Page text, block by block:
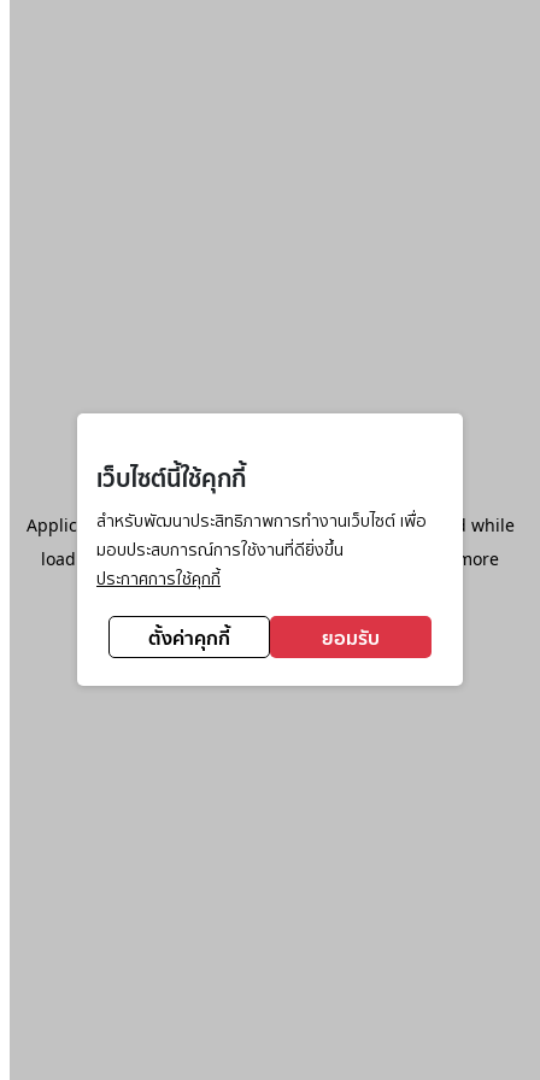
เว็บไซต์นี้ใช้คุกกี้
สำหรับพัฒนาประสิทธิภาพการทำงานเว็บไซต์ เพื่อ
มอบประสบการณ์การใช้งานที่ดียิ่งขึ้น
ประกาศการใช้คุกกี้
ตั้งค่าคุกกี้ ยอมรับ
Application error: aclient-side exception has occurred while
loadingwww.ktc.co.th(see the browser console
for more
information).